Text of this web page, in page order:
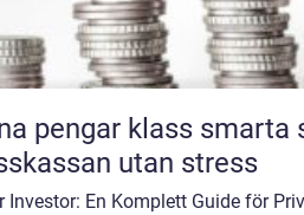
klass smarta sätt att fylla
utan stress
Investor: En Komplett Guide för